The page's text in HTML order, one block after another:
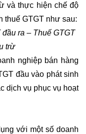
và thực hiện chế độ
thuế GTGT như sau:
ra – Thuế GTGT
trừ
nghiệp bán hàng
đầu vào phát sinh
dịch vụ phục vụ hoạt
với một số doanh